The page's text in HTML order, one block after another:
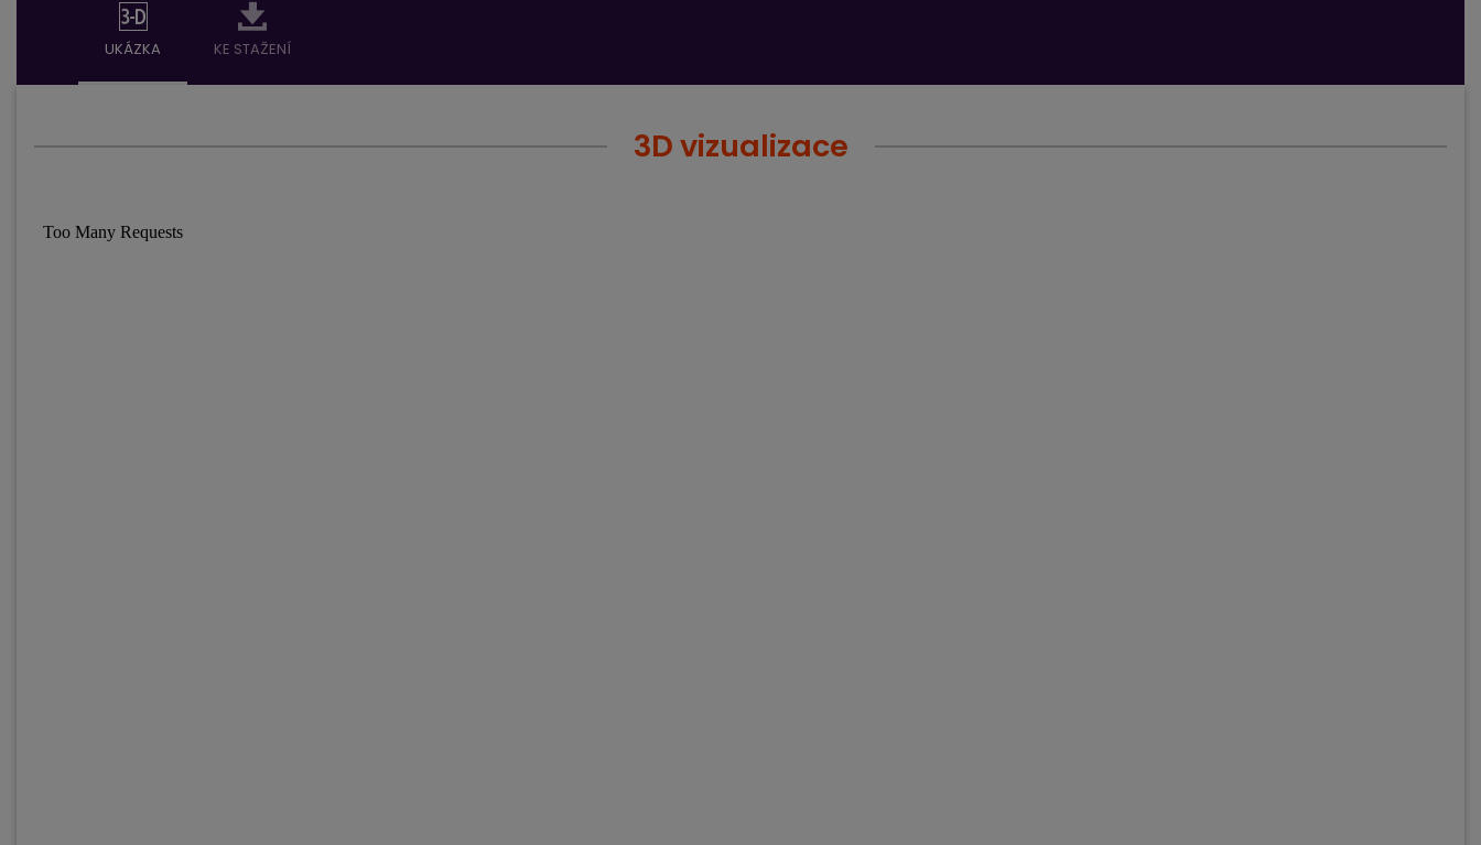
UKÁZKA KE STAŽENÍ
3D vizualizace